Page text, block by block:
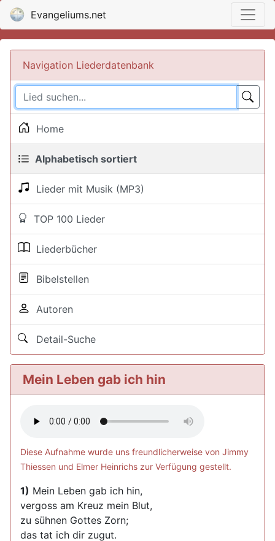
Evangeliums.net
Navigation Liederdatenbank
Home
Alphabetisch sortiert
Lieder mit Musik (MP3)
TOP 100 Lieder
Liederbücher
Bibelstellen
Autoren
Detail-Suche
Mein Leben gab ich hin
Diese Aufnahme wurde uns freundlicherweise von Jimmy
Thiessen und Elmer Heinrichs zur Verfügung gestellt.
1) Mein Leben gab ich hin,
vergoss am Kreuz mein Blut,
zu sühnen Gottes Zorn;
das tat ich dir zugut.